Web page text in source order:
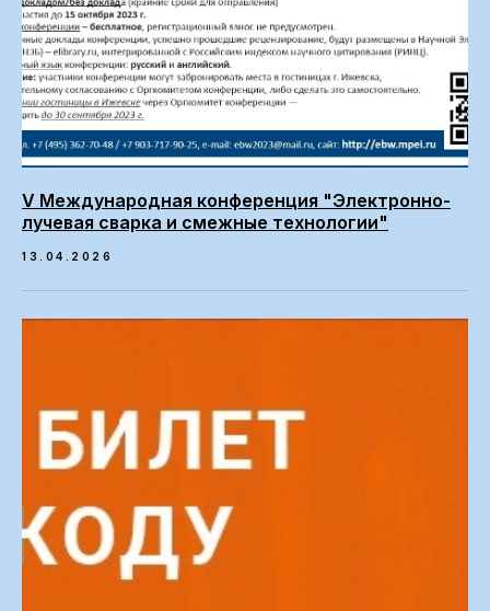
V Международная конференция "Электронно-
лучевая сварка и смежные технологии"
13.04.2026